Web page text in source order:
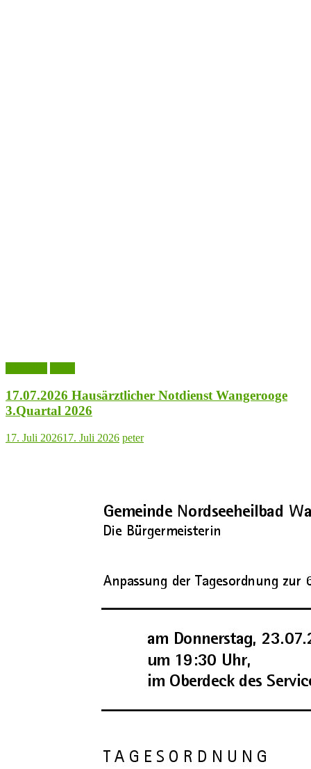
17.07.2026 Hausärztlicher Notdienst Wangerooge
3.Quartal 2026
17. Juli 202617. Juli 2026 peter